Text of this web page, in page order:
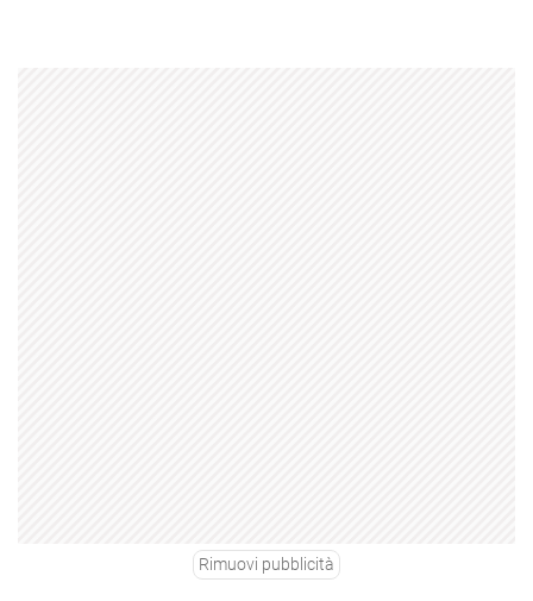
Rimuovi pubblicità